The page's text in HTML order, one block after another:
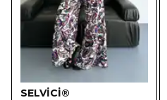
SELVİCİ®